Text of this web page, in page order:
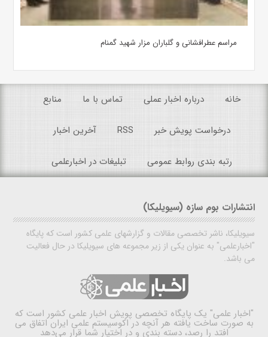
مراسم عطرافشانی و گلباران مزار شهید گمنام
خانه درباره اخبار عملی تماس با ما منابع
درخواست پویش خبر RSS آخرین اخبار
رتبه بندی روابط عمومی تبلیغات در اخبارعلمی
انتشارات بوم سازه (سیویلیکا)
سیویلیکا، ناشر تخصصی مقالات و گزارشهای علمی کشور است که پایگاه
"اخبارعلمی" به عنوان یکی از زیر مجموعه های سیویلیکا در حال فعالیت
می باشد.
"اخبار علمی" یک پایگاه تخصصی پویش اخبار علمی کشور است که
به صورت ساخت یافته هر آنچه در اکوسیستم علمی ایران اتفاق می
افتد را رصد، دسته بندی و در اختیار شما قرار می‌دهد